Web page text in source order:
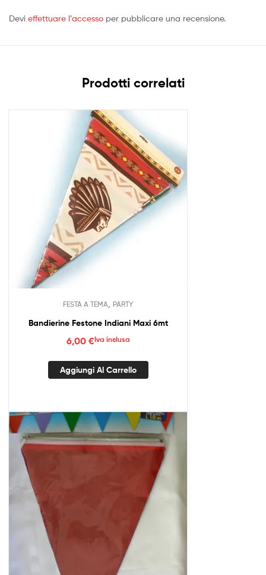
Devi effettuare l’accesso per pubblicare una recensione.
Prodotti correlati
FESTA A TEMA PARTY
Bandierine Festone Indiani Maxi 6mt
6,00 €Iva inclusa
Aggiungi Al Carrello